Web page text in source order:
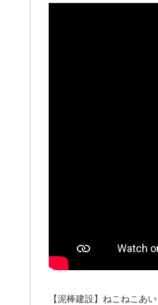
【泥棒建設】ねこねこあ